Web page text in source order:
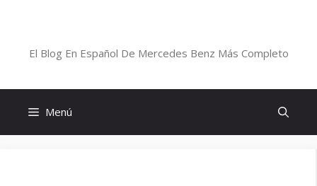
El Blog En Español De Mercedes Benz Más Completo
Menú